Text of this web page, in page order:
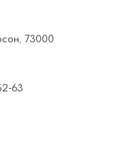
73000
63